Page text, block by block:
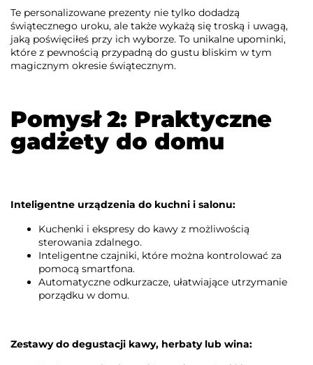
Te personalizowane prezenty nie tylko dodadzą
świątecznego uroku, ale także wykażą się troską i uwagą,
jaką poświęciłeś przy ich wyborze. To unikalne upominki,
które z pewnością przypadną do gustu bliskim w tym
magicznym okresie świątecznym.
Pomysł 2: Praktyczne
gadżety do domu
Inteligentne urządzenia do kuchni i salonu:
Kuchenki i ekspresy do kawy z możliwością
sterowania zdalnego.
Inteligentne czajniki, które można kontrolować za
pomocą smartfona.
Automatyczne odkurzacze, ułatwiające utrzymanie
porządku w domu.
Zestawy do degustacji kawy, herbaty lub wina: